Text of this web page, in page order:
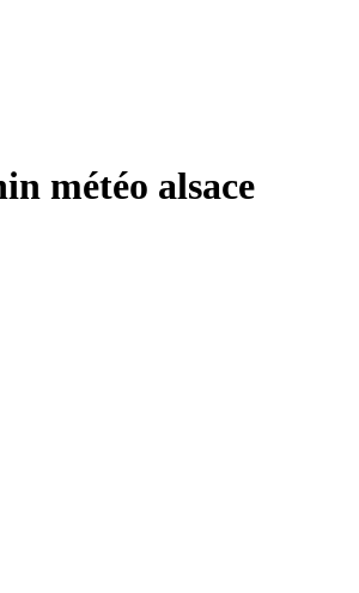
météo alsace